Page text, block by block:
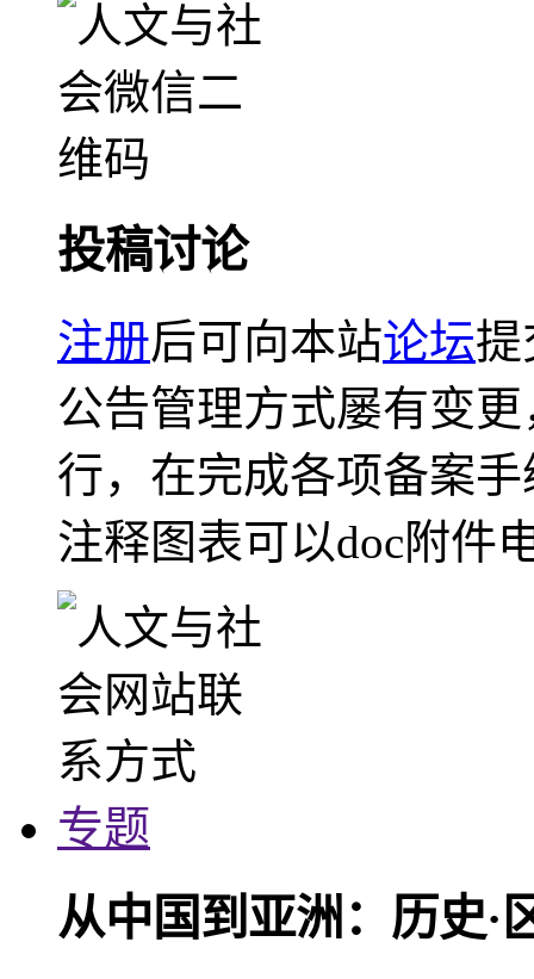
投稿讨论
注册后可向本站论坛提
公告管理方式屡有变
行，在完成各项备案
注释图表可以doc附件
专题
从中国到亚洲：历史·